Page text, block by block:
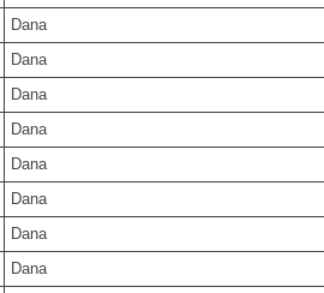
Dana
Dana
Dana
Dana
Dana
Dana
Dana
Dana